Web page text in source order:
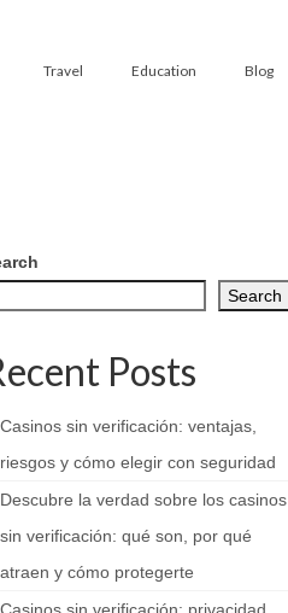
Travel Education Blog
Search
Posts
Casinos sin verificación: ventajas,
riesgos y cómo elegir con seguridad
Descubre la verdad sobre los casinos
sin verificación: qué son, por qué
atraen y cómo protegerte